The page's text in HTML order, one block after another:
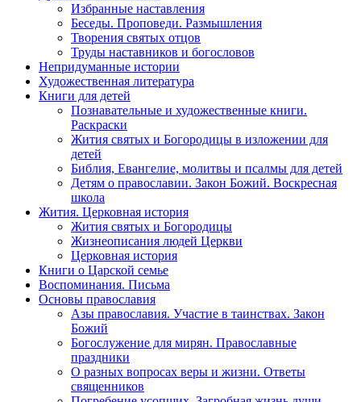
Избранные наставления
Беседы. Проповеди. Размышления
Творения святых отцов
Труды наставников и богословов
Непридуманные истории
Художественная литература
Книги для детей
Познавательные и художественные книги.
Раскраски
Жития святых и Богородицы в изложении для
детей
Библия, Евангелие, молитвы и псалмы для детей
Детям о православии. Закон Божий. Воскресная
школа
Жития. Церковная история
Жития святых и Богородицы
Жизнеописания людей Церкви
Церковная история
Книги о Царской семье
Воспоминания. Письма
Основы православия
Азы православия. Участие в таинствах. Закон
Божий
Богослужение для мирян. Православные
праздники
О разных вопросах веры и жизни. Ответы
священников